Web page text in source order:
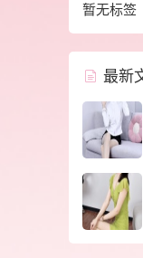
暂无标签
最新